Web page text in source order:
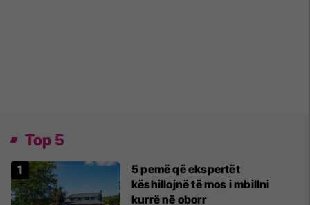
Top 5
5 pemë që ekspertët
këshillojnë të mos i mbillni
kurrë në oborr